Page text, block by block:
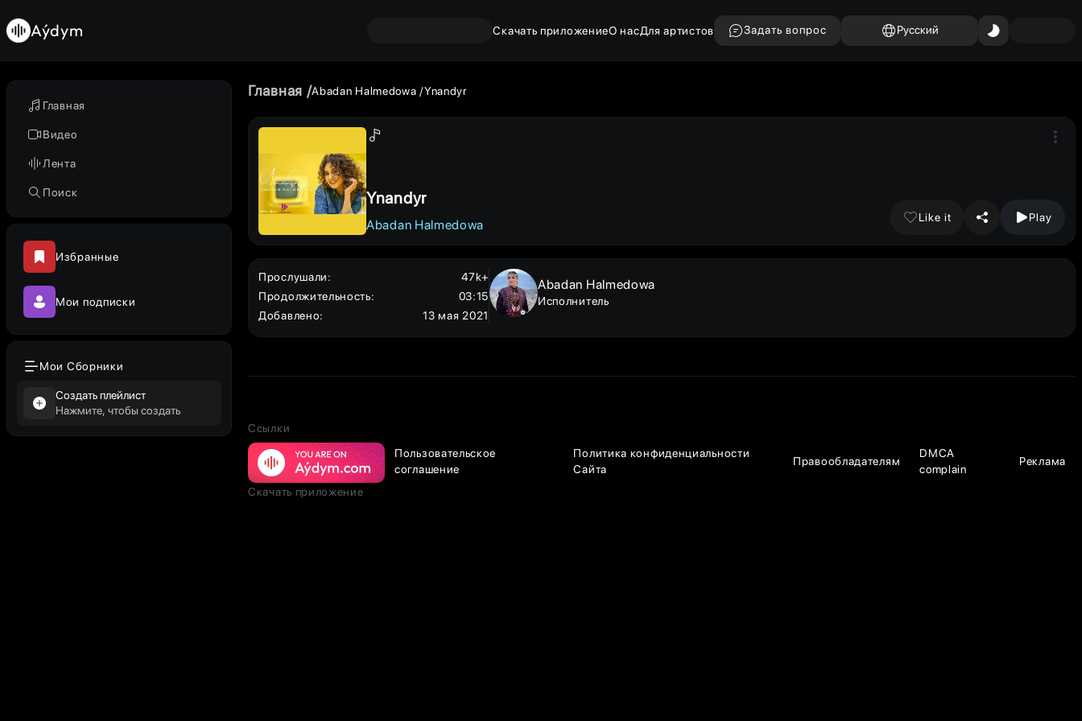
Главная
Видео
Лента
Поиск
Избранные
Мои подписки
Мои Сборники
Создать плейлист
Нажмите, чтобы создать
Aýdym Скачать приложениеО насДля артистов Задать вопрос Русский
Главная Abadan Halmedowa Ynandyr
Ynandyr
Abadan Halmedowa
Like it Play
Прослушали:
47k+
Продолжительность:
03:15
Добавлено: 13 мая 2021
Abadan Halmedowa
Исполнитель
Ссылки
Пользовательское
соглашение
Политика конфиденциальности
Сайта
Правообладателям
DMCA
complain
Реклама
Скачать приложение